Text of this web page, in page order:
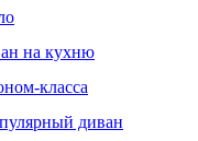
на кухню
класса
диван